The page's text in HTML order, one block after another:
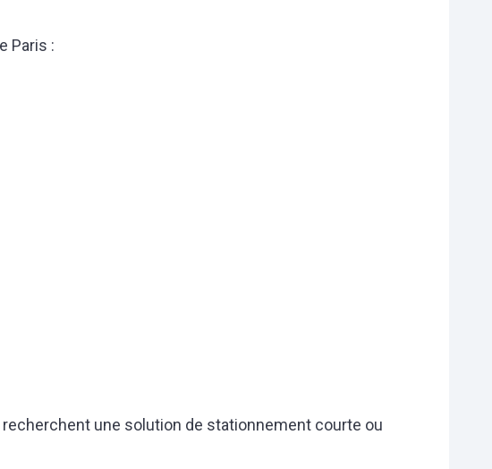
Paris :
une solution de stationnement courte ou